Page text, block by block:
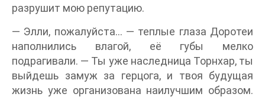
разрушит мою репутацию.
— Элли, пожалуйста… — теплые глаза Доротеи
наполнились влагой, её губы мелко
подрагивали. — Ты уже наследница Торнхар, ты
выйдешь замуж за герцога, и твоя будущая
жизнь уже организована наилучшим образом.